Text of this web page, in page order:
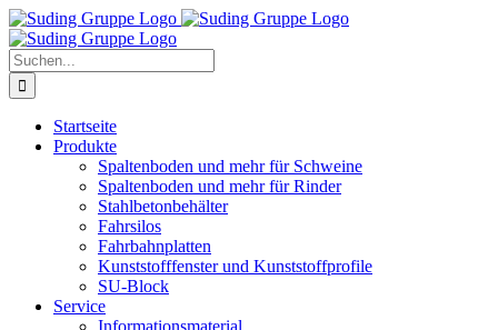
Zum
Inhalt
springen
Suche
nach:
Startseite
Produkte
Spaltenboden und mehr für Schweine
Spaltenboden und mehr für Rinder
Stahlbetonbehälter
Fahrsilos
Fahrbahnplatten
Kunststofffenster und Kunststoffprofile
SU-Block
Service
Informationsmaterial